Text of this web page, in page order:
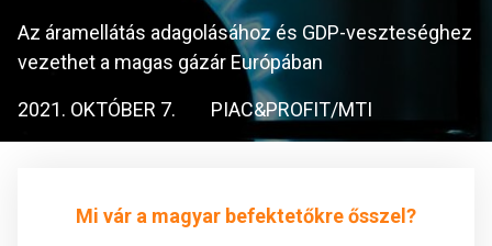
Az áramellátás adagolásához és GDP-veszteséghez
vezethet a magas gázár Európában
2021. OKTÓBER 7. PIAC&PROFIT/MTI
Mi vár a magyar befektetőkre ősszel?